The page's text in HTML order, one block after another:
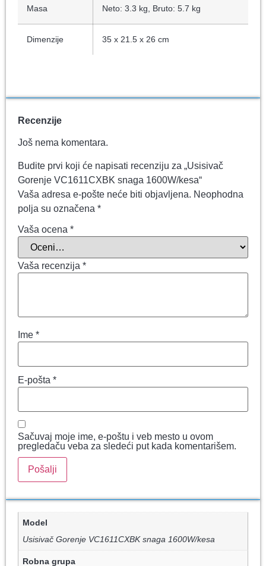
Masa Neto: 3.3 kg, Bruto: 5.7 kg
Dimenzije 35 x 21.5 x 26 cm
Recenzije
Još nema komentara.
Budite prvi koji će napisati recenziju za „Usisivač
Gorenje VC1611CXBK snaga 1600W/kesa“
Vaša adresa e-pošte neće biti objavljena. Neophodna
polja su označena *
Vaša ocena *
Vaša recenzija *
Ime *
E-pošta *
Sačuvaj moje ime, e-poštu i veb mesto u ovom
pregledaču veba za sledeći put kada komentarišem.
Model
Usisivač Gorenje VC1611CXBK snaga 1600W/kesa
Robna grupa